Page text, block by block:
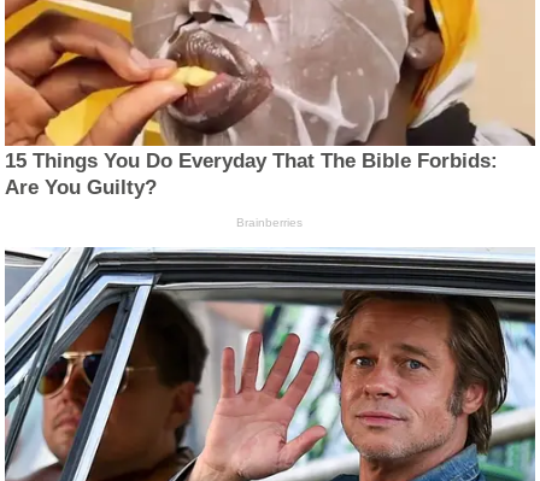
15 Things You Do Everyday That The Bible Forbids:
Are You Guilty?
Brainberries